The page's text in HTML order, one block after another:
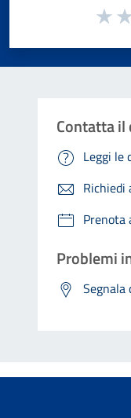
Valuta da 1 a 5
Contatta il
Leggi le
Richiedi
Prenota
Problemi
Segnala